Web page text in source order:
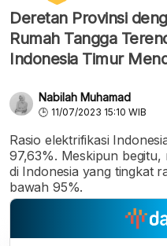
Deretan Provinsi
Rumah Tangga
Indonesia Timur
Nabilah Muhamad
11/07/2023 15:10 WIB
Rasio elektrifikasi
97,63%. Meskipun begitu,
di Indonesia yang tingkat
bawah 95%.